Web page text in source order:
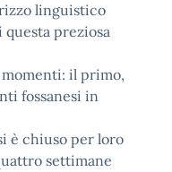
linguistico
questa preziosa
il primo,
fossanesi in
è chiuso per loro
settimane